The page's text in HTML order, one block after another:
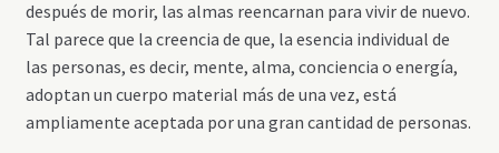
después de morir, las almas reencarnan para vivir de nuevo.
Tal parece que la creencia de que, la esencia individual de
las personas, es decir, mente, alma, conciencia o energía,
adoptan un cuerpo material más de una vez, está
ampliamente aceptada por una gran cantidad de personas.